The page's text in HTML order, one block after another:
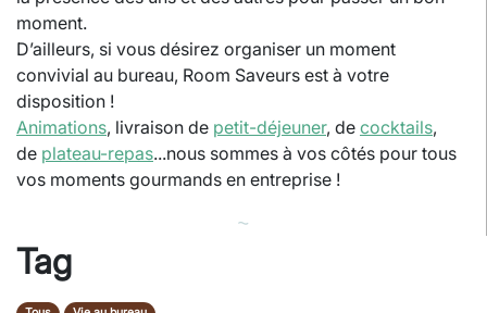
moment.
D’ailleurs, si vous désirez organiser un moment
convivial au bureau, Room Saveurs est à votre
disposition !
Animations, livraison de petit-déjeuner, de cocktails,
de plateau-repas...nous sommes à vos côtés pour tous
vos moments gourmands en entreprise !
⁓
Tag